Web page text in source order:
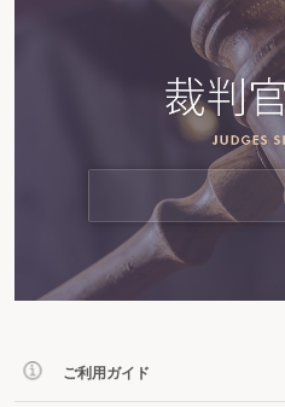
ご利用ガイド